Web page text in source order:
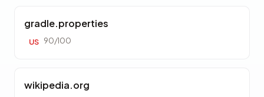
gradle.properties
US 90/100
wikipedia.org